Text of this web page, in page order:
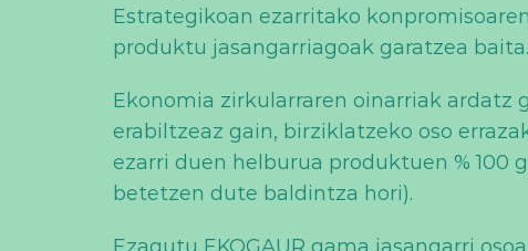
Estrategikoan ezarritako
produktu jasangarriagoak garatzea baita.
Ekonomia zirkularraren oinarriak
erabiltzeaz gain, birziklatzeko oso
ezarri duen helburua produktuen % 100
betetzen dute baldintza hori).